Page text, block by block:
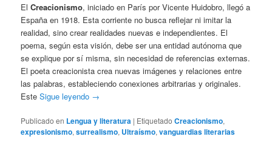
ElCreacionismo, iniciado en París por Vicente Huidobro, llegó a
España en 1918. Esta corriente no busca reflejar ni imitar la
realidad, sino crear realidades nuevas e independientes. El
poema, según esta visión, debe ser una entidad autónoma que
se explique por sí misma, sin necesidad de referencias externas.
El poeta creacionista crea nuevas imágenes y relaciones entre
las palabras, estableciendo conexiones arbitrarias y originales.
EsteSigue leyendo →
Publicado en Lengua y literatura | Etiquetado Creacionismo,
expresionismo,surrealismo, Ultraísmo,vanguardias literarias